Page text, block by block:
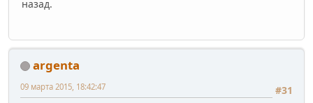
назад.
argenta
#31
09 марта 2015, 18:42:47